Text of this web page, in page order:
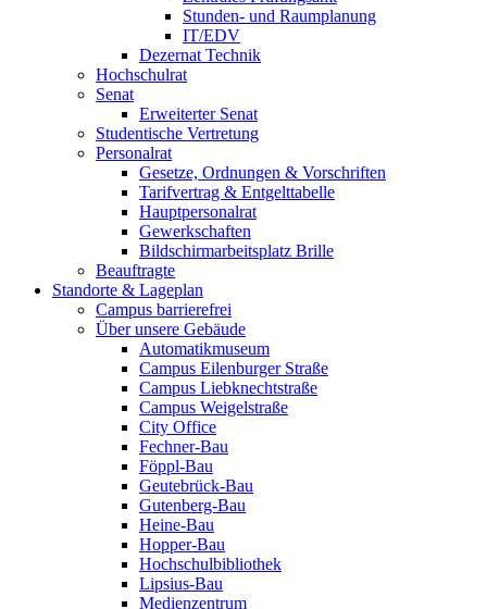
Stunden- und Raumplanung
IT/EDV
Dezernat Technik
Hochschulrat
Senat
Erweiterter Senat
Studentische Vertretung
Personalrat
Gesetze, Ordnungen & Vorschriften
Tarifvertrag & Entgelttabelle
Hauptpersonalrat
Gewerkschaften
Bildschirmarbeitsplatz Brille
Beauftragte
Standorte & Lageplan
Campus barrierefrei
Über unsere Gebäude
Automatikmuseum
Campus Eilenburger Straße
Campus Liebknechtstraße
Campus Weigelstraße
City Office
Fechner-Bau
Föppl-Bau
Geutebrück-Bau
Gutenberg-Bau
Heine-Bau
Hopper-Bau
Hochschulbibliothek
Lipsius-Bau
Medienzentrum